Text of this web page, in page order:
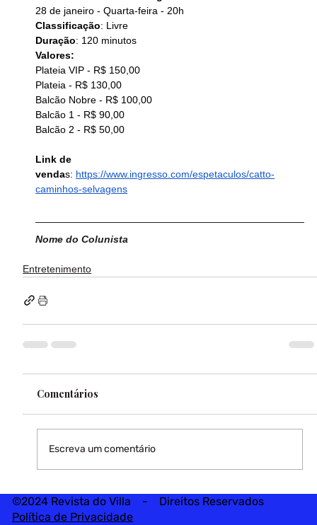
28 de janeiro - Quarta-feira - 20h
Classificação: Livre
Duração: 120 minutos
Valores:
Plateia VIP - R$ 150,00
Plateia - R$ 130,00
Balcão Nobre - R$ 100,00
Balcão 1 - R$ 90,00
Balcão 2 - R$ 50,00
Link de
vendas: https://www.ingresso.com/espetaculos/catto-
caminhos-selvagens
Nome do Colunista
Entretenimento
Comentários
Escreva um comentário
©2024 Revista do Villa - Direitos Reservados
Política de Privacidade